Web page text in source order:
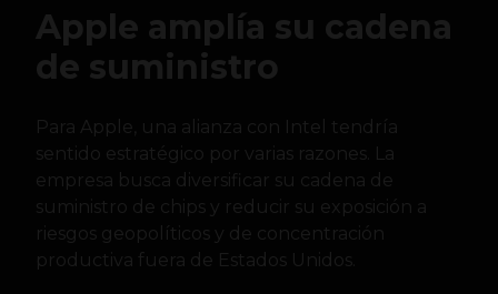
Apple amplía su cadena
de suministro
Para Apple, una alianza con Intel tendría
sentido estratégico por varias razones. La
empresa busca diversificar su cadena de
suministro de chips y reducir su exposición a
riesgos geopolíticos y de concentración
productiva fuera de Estados Unidos.